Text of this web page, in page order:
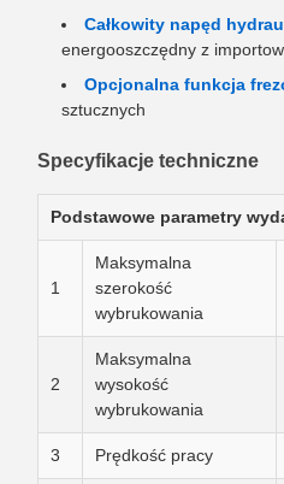
Całkowity napęd
energooszczędny z
Opcjonalna funkcja
sztucznych
Specyfikacje techniczne
Podstawowe parametry
1
Maksymalna
szerokość
wybrukowania
2
Maksymalna
wysokość
wybrukowania
3 Prędkość pracy